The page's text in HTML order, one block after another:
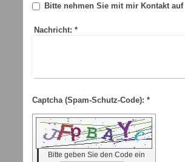
Bitte nehmen Sie mit mir Kontakt auf
Nachricht: *
Captcha (Spam-Schutz-Code): *
Bitte geben Sie den Code ein